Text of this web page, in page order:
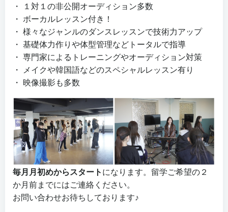
・ １対１の非公開オーディション多数
・ ボーカルレッスン付き！
・ 様々なジャンルのダンスレッスンで技術力アップ
・ 基礎体力作りや体型管理などトータルで指導
・ 専門家によるトレーニングやオーディション対策
・ メイクや韓国語などのスペシャルレッスン有り
・ 映像撮影も多数
毎月月初めからスタートになります。留学ご希望の２
か月前までにはご連絡ください。
お問い合わせお待ちしております♪